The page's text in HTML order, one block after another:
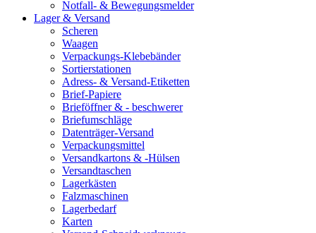
Notfall- & Bewegungsmelder
Lager & Versand
Scheren
Waagen
Verpackungs-Klebebänder
Sortierstationen
Adress- & Versand-Etiketten
Brief-Papiere
Brieföffner & - beschwerer
Briefumschläge
Datenträger-Versand
Verpackungsmittel
Versandkartons & -Hülsen
Versandtaschen
Lagerkästen
Falzmaschinen
Lagerbedarf
Karten